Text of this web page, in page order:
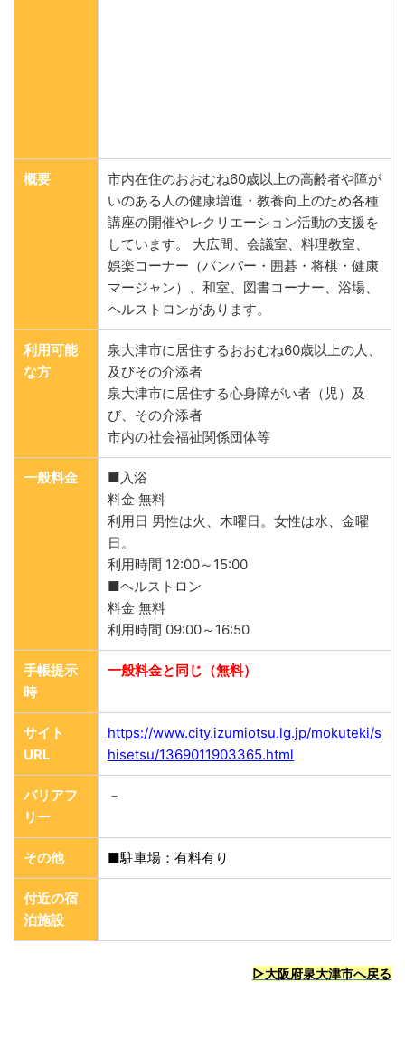
概要
市内在住のおおむね60歳以上の高齢者や障が
いのある人の健康増進・教養向上のため各種
講座の開催やレクリエーション活動の支援を
しています。 大広間、会議室、料理教室、
娯楽コーナー（バンパー・囲碁・将棋・健康
マージャン）、和室、図書コーナー、浴場、
ヘルストロンがあります。
利用可能
な方
泉大津市に居住するおおむね60歳以上の人、
及びその介添者
泉大津市に居住する心身障がい者（児）及
び、その介添者
市内の社会福祉関係団体等
一般料金
■入浴
料金 無料
利用日 男性は火、木曜日。女性は水、金曜
日。
利用時間 12:00～15:00
■ヘルストロン
料金 無料
利用時間 09:00～16:50
手帳提示
時
一般料金と同じ（無料）
サイト
URL
https://www.city.izumiotsu.lg.jp/mokuteki/s
hisetsu/1369011903365.html
バリアフ
リー
－
その他 ■駐車場：有料有り
付近の宿
泊施設
▷大阪府泉大津市へ戻る